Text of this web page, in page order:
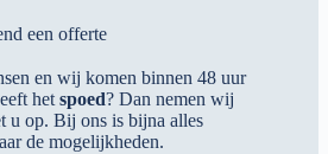
een offerte
en wij komen binnen 48 uur
het spoed? Dan nemen wij
u op. Bij ons is bijna alles
de mogelijkheden.